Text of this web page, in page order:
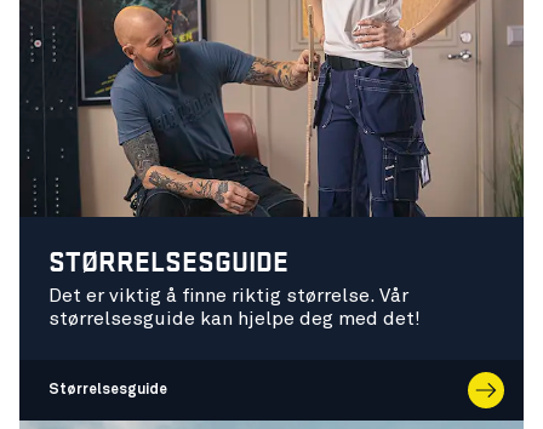
STØRRELSESGUIDE
Det er viktig å finne riktig størrelse. Vår
størrelsesguide kan hjelpe deg med det!
Størrelsesguide